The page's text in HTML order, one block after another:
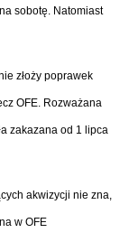
sobotę. Natomiast
złoży poprawek
OFE. Rozważana
zakazana od 1 lipca
akwizycji nie zna,
w OFE